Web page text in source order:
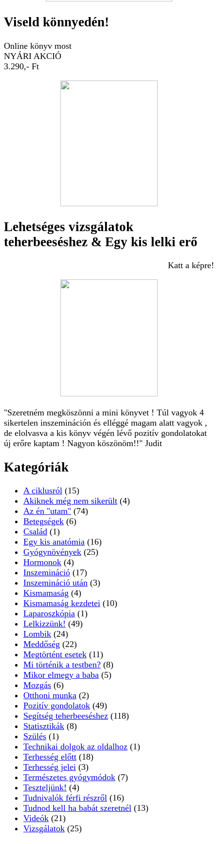
Viseld könnyedén!
Online könyv most
NYÁRI AKCIÓ
3.290,- Ft
Lehetséges vizsgálatok
teherbeeséshez & Egy kis lelki erő
Katt a képre!
"Szeretném megköszönni a mini könyvet ! Túl vagyok 4
sikertelen inszemináción és elléggé magam alatt vagyok ,
de elolvasva a kis könyv végén lévő pozitív gondolatokat
új erőre kaptam ! Nagyon köszönöm!!" Judit
Kategóriák
A ciklusról (15)
Akiknek még nem sikerült (4)
Az én "utam" (74)
Betegségek (6)
Család (1)
Egy kis anatómia (16)
Gyógynövények (25)
Hormonok (4)
Inszemináció (17)
Inszemináció után (3)
Kismamaság (4)
Kismamaság kezdetei (10)
Laparoszkópia (1)
Lelkizzünk! (49)
Lombik (24)
Meddőség (22)
Megtörtént esetek (11)
Mi történik a testben? (8)
Mikor elmegy a baba (5)
Mozgás (6)
Otthoni munka (2)
Pozitív gondolatok (49)
Segítség teherbeeséshez (118)
Statisztikák (8)
Szülés (1)
Technikai dolgok az oldalhoz (1)
Terhesség előtt (18)
Terhesség jelei (3)
Természetes gyógymódok (7)
Teszteljünk! (4)
Tudnivalók férfi részről (16)
Tudnod kell ha babát szeretnél (13)
Videók (21)
Vizsgálatok (25)